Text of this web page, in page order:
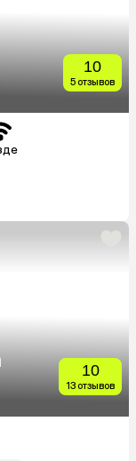
10
5 отзывов
10
13 отзывов